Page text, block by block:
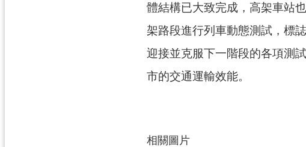
體結構已大致完成，高架車站
架路段進行列車動態測試，標
迎接並克服下一階段的各項測
市的交通運輸效能。
相關圖片